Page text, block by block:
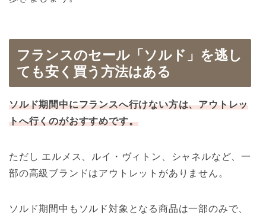
フランスのセール「ソルド」を逃し
ても安く買う方法はある
ソルド期間中にフランスへ行けない方は、アウトレッ
トへ行くのがおすすめです。
ただし エルメス、ルイ・ヴィトン、シャネルなど、一
部の高級ブランドはアウトレットがありません。
ソルド期間中もソルド対象となる商品は一部のみで、